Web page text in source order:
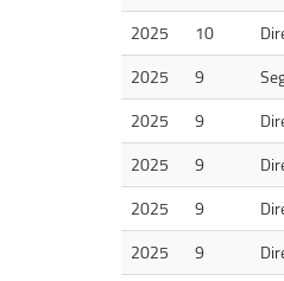
2025
10
2025
9
2025
9
2025
9
2025
9
2025
9